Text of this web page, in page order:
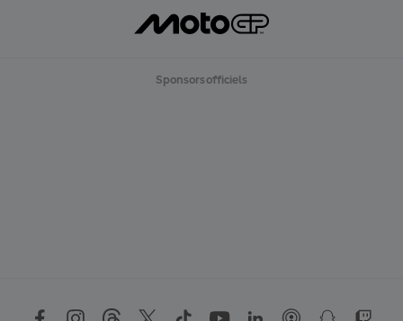
Sponsors officiels